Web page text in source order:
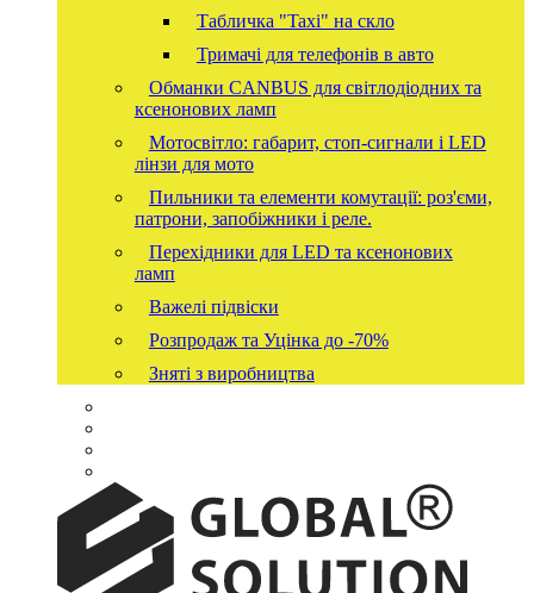
Табличка "Taxi" на скло
Тримачі для телефонів в авто
Обманки CANBUS для світлодіодних та
ксенонових ламп
Мотосвітло: габарит, стоп-сигнали і LED
лінзи для мото
Пильники та елементи комутації: роз'єми,
патрони, запобіжники і реле.
Перехідники для LED та ксенонових
ламп
Важелі підвіски
Розпродаж та Уцінка до -70%
Зняті з виробництва